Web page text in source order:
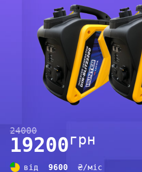
24000
19200грн
від 9600 ₴/міс